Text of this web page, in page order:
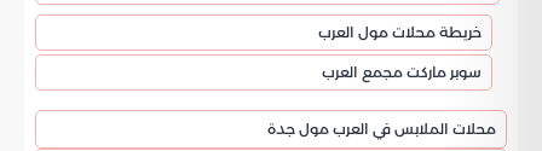
خريطة محلات مول العرب
سوبر ماركت مجمع العرب
محلات الملابس في العرب مول جدة